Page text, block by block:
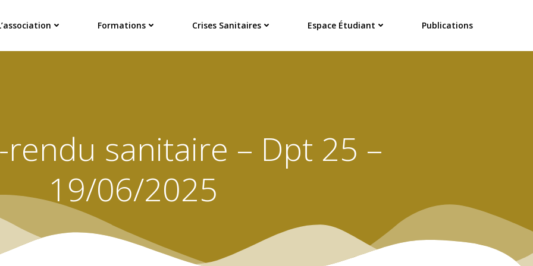
Formations Crises Sanitaires Espace Étudiant Publications
sanitaire – Dpt 25 –
19/06/2025